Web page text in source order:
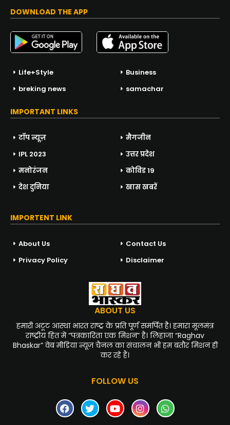
DOWNLOAD THE APP
Life+Style
Business
breking news
samachar
IMPORTANT LINKS
टॉप न्यूज़
मैगजीन
IPL 2023
उत्तर प्रदेश
मनोरंजन
कोविड 19
देश दुनिया
खास खबरें
IMPORTENT LINK
About Us
Contact Us
Privacy Policy
Disclaimer
ABOUT US
हमारी अटूट आस्था भारत राष्ट्र के प्रति पूर्ण समर्पित है। हमारा मूलमंत्र
राष्ट्रीय हित में “पत्रकारिता एक मिशन” है। लिहाजा “Raghav
Bhaskar” वेब मीडिया न्यूज़ चैनल का संचालन भी हम बतौर मिशन ही
कर रहे हैं।
FOLLOW US